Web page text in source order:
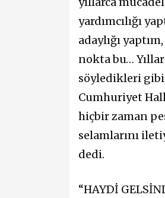
yardımcılığı
adaylığı
nokta bu…
söyledikleri
Cumhuriyet
hiçbir zaman
selamlarını
dedi.
“HAYDİ